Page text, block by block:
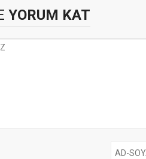
YORUM KAT